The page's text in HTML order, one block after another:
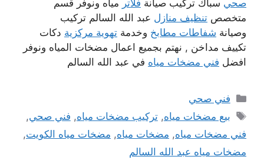
صحي سباك تركيب صيانة فلاتر مياه ونوفر قسم
متخصص تنظيف منازل عبد الله السالم تركيب
وصيانة شفاطات مطابخ وخدمة تهوية مركزية دكات
تكييف مداخن , نهتم بجميع اعمال مضخات المياه ونوفر
افضل فني مضخات مياه في عبد الله السالم
التصنيفات
فني صحي
الوسوم
بيع مضخات مياه,تركيب مضخات مياه, فني صحي,
فني مضخات مياه, مضخات مياه, مضخات مياه الكويت,
مضخات مياه عبد الله السالم